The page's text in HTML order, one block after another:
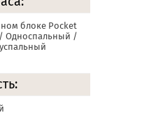
блоке Pocket
Односпальный /